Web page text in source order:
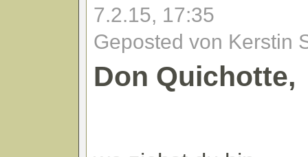
7.2.15, 17:35
Geposted von Kerstin
Don Quichotte,